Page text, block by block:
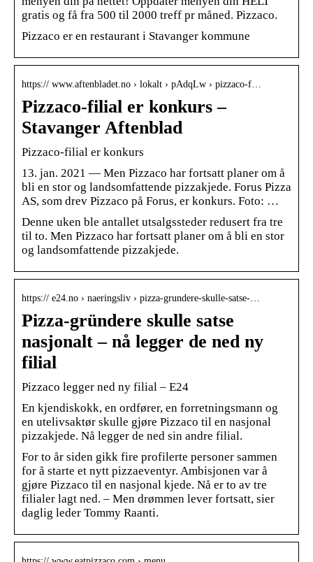
gratis og få fra 500 til 2000 treff pr måned. Pizzaco.
Pizzaco er en restaurant i Stavanger kommune
https:// www.aftenbladet.no › lokalt › pAdqLw › pizzaco-f…
Pizzaco-filial er konkurs –
Stavanger Aftenblad
Pizzaco-filial er konkurs
13. jan. 2021 — Men Pizzaco har fortsatt planer om å
bli en stor og landsomfattende pizzakjede. Forus Pizza
AS, som drev Pizzaco på Forus, er konkurs. Foto: …
Denne uken ble antallet utsalgssteder redusert fra tre
til to. Men Pizzaco har fortsatt planer om å bli en stor
og landsomfattende pizzakjede.
https:// e24.no › naeringsliv › pizza-grundere-skulle-satse-…
Pizza-gründere skulle satse
nasjonalt – nå legger de ned ny
filial
Pizzaco legger ned ny filial – E24
En kjendiskokk, en ordfører, en forretningsmann og
en utelivsaktør skulle gjøre Pizzaco til en nasjonal
pizzakjede. Nå legger de ned sin andre filial.
For to år siden gikk fire profilerte personer sammen
for å starte et nytt pizzaeventyr. Ambisjonen var å
gjøre Pizzaco til en nasjonal kjede. Nå er to av tre
filialer lagt ned. – Men drømmen lever fortsatt, sier
daglig leder Tommy Raanti.